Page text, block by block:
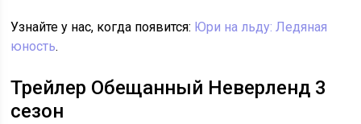
Узнайте у нас, когда появится: Юри на льду: Ледяная
юность.
Трейлер Обещанный Неверленд 3
сезон